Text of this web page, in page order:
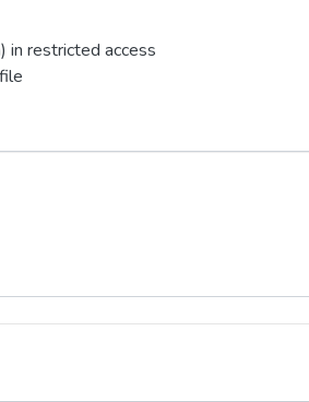
restricted access